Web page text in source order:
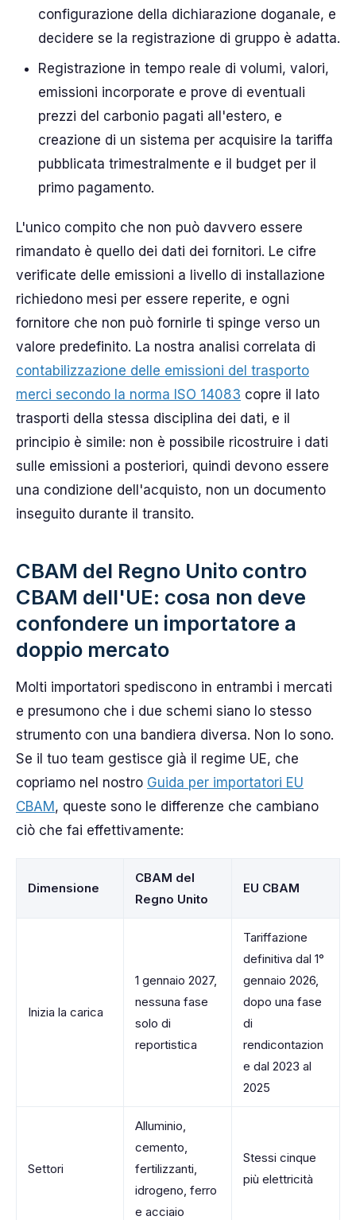
configurazione della dichiarazione doganale, e
decidere se la registrazione di gruppo è adatta.
Registrazione in tempo reale di volumi, valori,
emissioni incorporate e prove di eventuali
prezzi del carbonio pagati all'estero, e
creazione di un sistema per acquisire la tariffa
pubblicata trimestralmente e il budget per il
primo pagamento.
L'unico compito che non può davvero essere
rimandato è quello dei dati dei fornitori. Le cifre
verificate delle emissioni a livello di installazione
richiedono mesi per essere reperite, e ogni
fornitore che non può fornirle ti spinge verso un
valore predefinito. La nostra analisi correlata di
contabilizzazione delle emissioni del trasporto
merci secondo la norma ISO 14083 copre il lato
trasporti della stessa disciplina dei dati, e il
principio è simile: non è possibile ricostruire i dati
sulle emissioni a posteriori, quindi devono essere
una condizione dell'acquisto, non un documento
inseguito durante il transito.
CBAM del Regno Unito contro
CBAM dell'UE: cosa non deve
confondere un importatore a
doppio mercato
Molti importatori spediscono in entrambi i mercati
e presumono che i due schemi siano lo stesso
strumento con una bandiera diversa. Non lo sono.
Se il tuo team gestisce già il regime UE, che
copriamo nel nostro Guida per importatori EU
CBAM , queste sono le differenze che cambiano
ciò che fai effettivamente:
Dimensione
CBAM del
Regno Unito
EU CBAM
Inizia la carica
1 gennaio 2027,
nessuna fase
solo di
reportistica
Tariffazione
definitiva dal 1°
gennaio 2026,
dopo una fase
di
rendicontazion
e dal 2023 al
2025
Settori
Alluminio,
cemento,
fertilizzanti,
idrogeno, ferro
e acciaio
Stessi cinque
più elettricità